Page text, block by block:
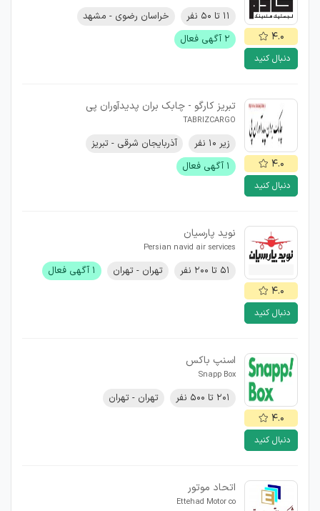
۴.۰
دنبال کنید
۱۱ تا ۵۰ نفر
خراسان رضوی - مشهد
۲ آگهی فعال
۴.۰
دنبال کنید
تبریز کارگو - چابک بران پدیدآوران پی
TABRIZCARGO
زیر ۱۰ نفر
آذربایجان شرقی - تبریز
۱ آگهی فعال
۴.۰
دنبال کنید
نوید پارسیان
Persian navid air services
۵۱ تا ۲۰۰ نفر تهران - تهران ۱ آگهی فعال
۴.۰
دنبال کنید
اسنپ باکس
Snapp Box
۲۰۱ تا ۵۰۰ نفر تهران - تهران
اتحاد موتور
Ettehad Motor co